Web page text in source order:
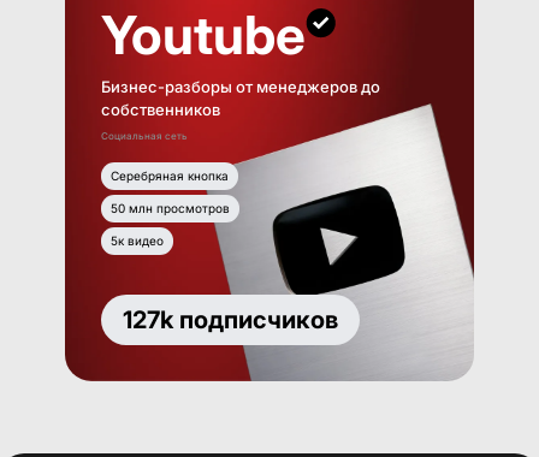
Youtube
Бизнес-разборы от менеджеров до
собственников
Социальная сеть
Серебряная кнопка
50 млн просмотров
5к видео
127k подписчиков